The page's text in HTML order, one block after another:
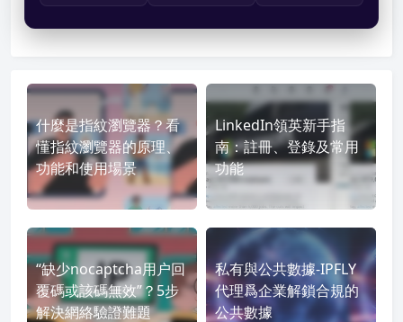
什麼是指紋瀏覽器？看
懂指紋瀏覽器的原理、
功能和使用場景
LinkedIn領英新手指
南：註冊、登錄及常用
功能
“缺少nocaptcha用户回
覆碼或該碼無效”？5步
解決網絡驗證難題
私有與公共數據-IPFLY
代理爲企業解鎖合規的
公共數據